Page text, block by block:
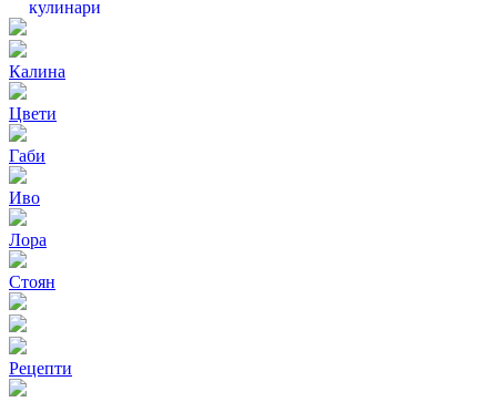
кулинари
Калина
Цвети
Габи
Иво
Лора
Стоян
Рецепти